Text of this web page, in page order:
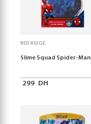
RED RIDGE
Slime Squad Spider-Man
299 DH